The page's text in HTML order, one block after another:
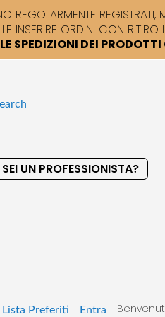
REGOLARMENTE
INSERIRE ORDINI CON RITIRO
SPEDIZIONI DEI
SEI UN PROFESSIONISTA?
Lista Preferiti Entra